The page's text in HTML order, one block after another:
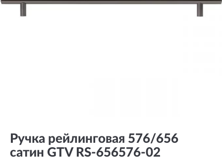
Ручка рейлинговая 576/656
сатин GTV RS-656576-02